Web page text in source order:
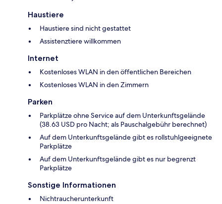
Haustiere
Haustiere sind nicht gestattet
Assistenztiere willkommen
Internet
Kostenloses WLAN in den öffentlichen Bereichen
Kostenloses WLAN in den Zimmern
Parken
Parkplätze ohne Service auf dem Unterkunftsgelände
(38.63 USD pro Nacht; als Pauschalgebühr berechnet)
Auf dem Unterkunftsgelände gibt es rollstuhlgeeignete
Parkplätze
Auf dem Unterkunftsgelände gibt es nur begrenzt
Parkplätze
Sonstige Informationen
Nichtraucherunterkunft